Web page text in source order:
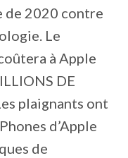
de 2020 contre
Le
à Apple
DE
plaignants ont
d’Apple
de